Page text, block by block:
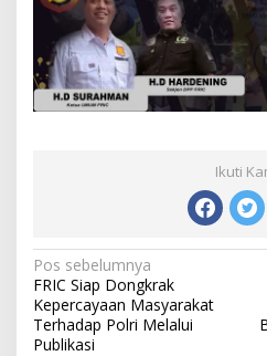
Ikuti
Navigasi
pos
Pos sebelumnya
FRIC Siap Dongkrak
Kepercayaan Masyarakat
Terhadap Polri Melalui
Publikasi